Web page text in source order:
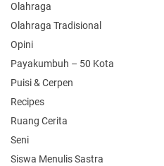
Olahraga
Olahraga Tradisional
Opini
Payakumbuh – 50 Kota
Puisi & Cerpen
Recipes
Ruang Cerita
Seni
Siswa Menulis Sastra